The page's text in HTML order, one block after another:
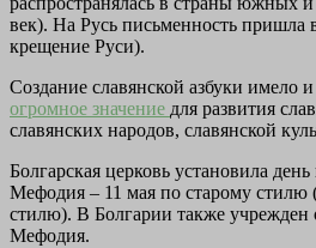
век). На Русь письменность пришла
крещение Руси).
Создание славянской азбуки имело
огромное значение для развития
славянских народов, славянской
Болгарская церковь установила
Мефодия – 11 мая по старому стилю
стилю). В Болгарии также учрежден
Мефодия.